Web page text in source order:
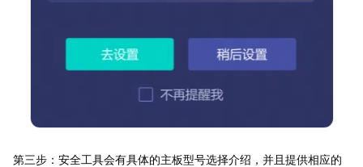
第三步：安全工具会有具体的主板型号选择介绍，并且提供相应的